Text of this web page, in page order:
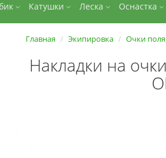
Катушки Леска Оснастка
Главная Экипировка Очки
Накладки на